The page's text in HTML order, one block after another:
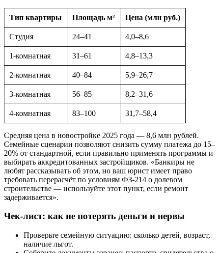
Тип квартиры Площадь м² Цена (млн руб.)
Студия 24–41 4,0–8,6
1-комнатная 31–61 4,8–13,3
2-комнатная 40–84 5,9–26,7
3-комнатная 56–85 8,2–31,6
4-комнатная 83–100 31,7–58,4
Средняя цена в новостройке 2025 года — 8,6 млн рублей.
Семейные сценарии позволяют снизить сумму платежа до 15–
20% от стандартной, если правильно применять программы и
выбирать аккредитованных застройщиков. «Банкиры не
любят рассказывать об этом, но ваш юрист имеет право
требовать перерасчёт по условиям ФЗ-214 о долевом
строительстве — используйте этот пункт, если ремонт
задерживается».
Чек-лист: как не потерять деньги и нервы
Проверьте семейную ситуацию: сколько детей, возраст,
наличие льгот.